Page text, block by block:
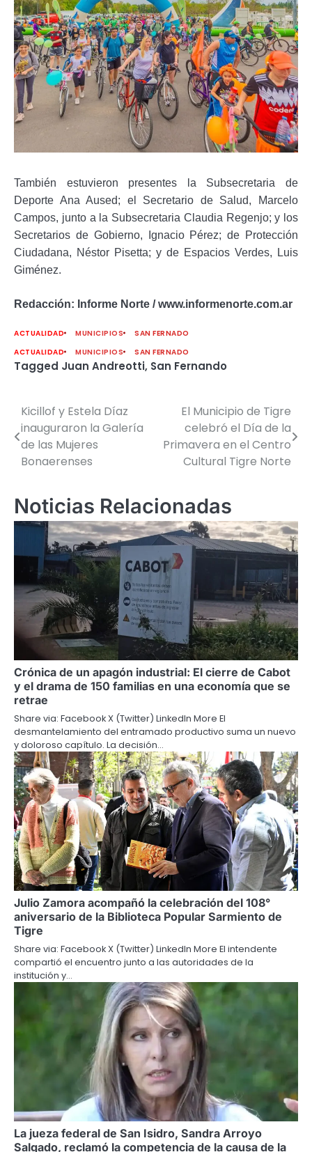
También estuvieron presentes la Subsecretaria de
Deporte Ana Aused; el Secretario de Salud, Marcelo
Campos, junto a la Subsecretaria Claudia Regenjo; y los
Secretarios de Gobierno, Ignacio Pérez; de Protección
Ciudadana, Néstor Pisetta; y de Espacios Verdes, Luis
Giménez.
Redacción: Informe Norte / www.informenorte.com.ar
ACTUALIDAD MUNICIPIOS
SAN FERNADO
ACTUALIDAD
MUNICIPIOS SAN FERNADO
Tagged Juan Andreotti, San Fernando
Navegación
de
entradas
Kicillof y Estela Díaz
inauguraron la Galería
de las Mujeres
Bonaerenses
El Municipio de Tigre
celebró el Día de la
Primavera en el Centro
Cultural Tigre Norte
Noticias Relacionadas
Crónica de un apagón industrial: El cierre de Cabot
y el drama de 150 familias en una economía que se
retrae
Share via: Facebook X (Twitter) LinkedIn More El
desmantelamiento del entramado productivo suma un nuevo
y doloroso capítulo. La decisión…
Julio Zamora acompañó la celebración del 108°
aniversario de la Biblioteca Popular Sarmiento de
Tigre
Share via: Facebook X (Twitter) LinkedIn More El intendente
compartió el encuentro junto a las autoridades de la
institución y…
La jueza federal de San Isidro, Sandra Arroyo
Salgado, reclamó la competencia de la causa de la